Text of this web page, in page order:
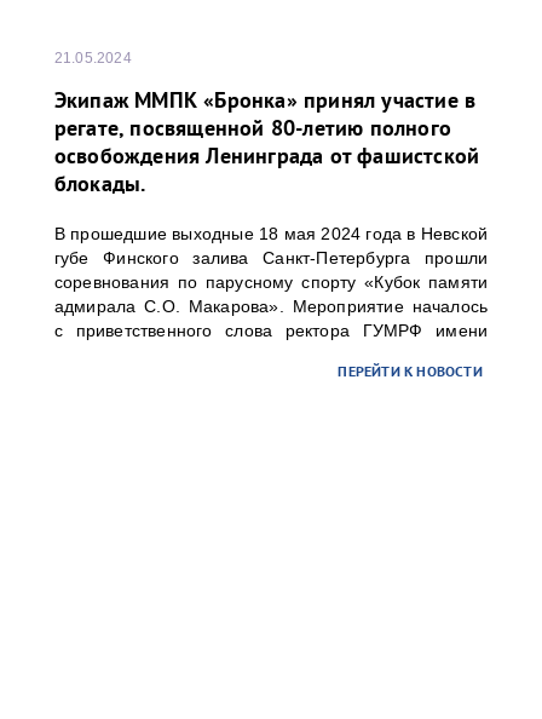
21.05.2024
Экипаж ММПК «Бронка» принял участие в
регате, посвященной 80-летию полного
освобождения Ленинграда от фашистской
блокады.
В прошедшие выходные 18 мая 2024 года в Невской
губе Финского залива Санкт-Петербурга прошли
соревнования по парусному спорту «Кубок памяти
адмирала С.О. Макарова». Мероприятие началось
с приветственного слова ректора ГУМРФ имени
Олеговича. Торжественное открытие
ПЕРЕЙТИ К НОВОСТИ